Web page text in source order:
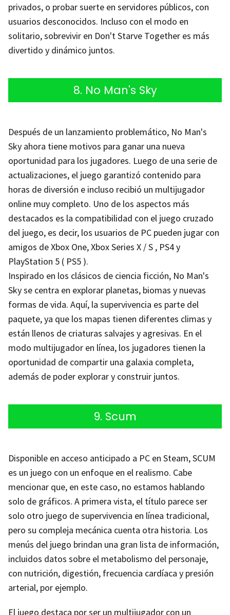
privados, o probar suerte en servidores públicos, con
usuarios desconocidos. Incluso con el modo en
solitario, sobrevivir en Don't Starve Together es más
divertido y dinámico juntos.
8. No Man's Sky
Después de un lanzamiento problemático, No Man's
Sky ahora tiene motivos para ganar una nueva
oportunidad para los jugadores. Luego de una serie de
actualizaciones, el juego garantizó contenido para
horas de diversión e incluso recibió un multijugador
online muy completo. Uno de los aspectos más
destacados es la compatibilidad con el juego cruzado
del juego, es decir, los usuarios de PC pueden jugar con
amigos de Xbox One, Xbox Series X / S , PS4 y
PlayStation 5 ( PS5 ).
Inspirado en los clásicos de ciencia ficción, No Man's
Sky se centra en explorar planetas, biomas y nuevas
formas de vida. Aquí, la supervivencia es parte del
paquete, ya que los mapas tienen diferentes climas y
están llenos de criaturas salvajes y agresivas. En el
modo multijugador en línea, los jugadores tienen la
oportunidad de compartir una galaxia completa,
además de poder explorar y construir juntos.
9. Scum
Disponible en acceso anticipado a PC en Steam, SCUM
es un juego con un enfoque en el realismo. Cabe
mencionar que, en este caso, no estamos hablando
solo de gráficos. A primera vista, el título parece ser
solo otro juego de supervivencia en línea tradicional,
pero su compleja mecánica cuenta otra historia. Los
menús del juego brindan una gran lista de información,
incluidos datos sobre el metabolismo del personaje,
con nutrición, digestión, frecuencia cardíaca y presión
arterial, por ejemplo.
El juego destaca por ser un multijugador con un